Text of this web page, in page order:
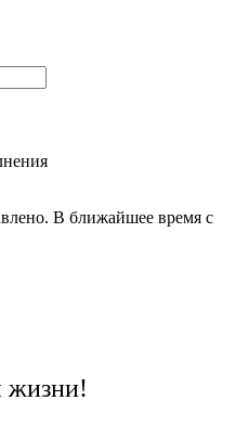
В ближайшее время с
жизни!